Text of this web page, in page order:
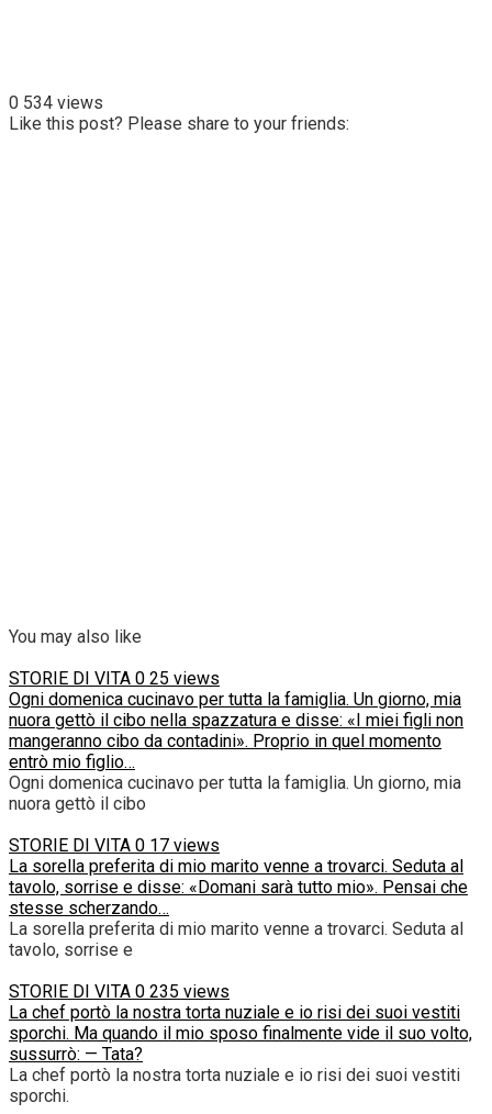
0 534 views
Like this post? Please share to your friends:
You may also like
STORIE DI VITA 0 25 views
Ogni domenica cucinavo per tutta la famiglia. Un giorno, mia
nuora gettò il cibo nella spazzatura e disse: «I miei figli non
mangeranno cibo da contadini». Proprio in quel momento
entrò mio figlio…
Ogni domenica cucinavo per tutta la famiglia. Un giorno, mia
nuora gettò il cibo
STORIE DI VITA 0 17 views
La sorella preferita di mio marito venne a trovarci. Seduta al
tavolo, sorrise e disse: «Domani sarà tutto mio». Pensai che
stesse scherzando…
La sorella preferita di mio marito venne a trovarci. Seduta al
tavolo, sorrise e
STORIE DI VITA 0 235 views
La chef portò la nostra torta nuziale e io risi dei suoi vestiti
sporchi. Ma quando il mio sposo finalmente vide il suo volto,
sussurrò: — Tata?
La chef portò la nostra torta nuziale e io risi dei suoi vestiti
sporchi.